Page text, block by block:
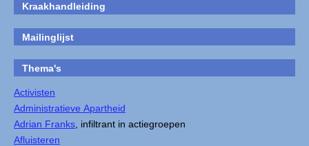
Kraakhandleiding
Mailinglijst
Thema's
Activisten
Administratieve Apartheid
Adrian Franks , infiltrant in actiegroepen
Afluisteren